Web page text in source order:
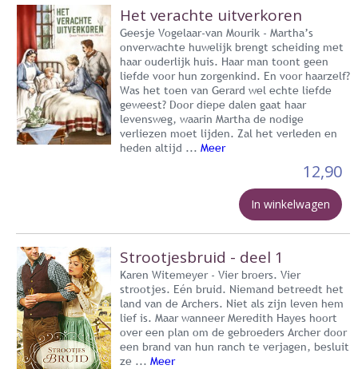
Het verachte uitverkoren
Geesje Vogelaar-van Mourik - Martha’s
onverwachte huwelijk brengt scheiding met
haar ouderlijk huis. Haar man toont geen
liefde voor hun zorgenkind. En voor haarzelf?
Was het toen van Gerard wel echte liefde
geweest? Door diepe dalen gaat haar
levensweg, waarin Martha de nodige
verliezen moet lijden. Zal het verleden en
heden altijd ... Meer
12,90
In winkelwagen
Strootjesbruid - deel 1
Karen Witemeyer - Vier broers. Vier
strootjes. Eén bruid. Niemand betreedt het
land van de Archers. Niet als zijn leven hem
lief is. Maar wanneer Meredith Hayes hoort
over een plan om de gebroeders Archer door
een brand van hun ranch te verjagen, besluit
ze ... Meer